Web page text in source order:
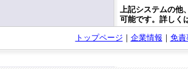
上記システムの他
可能です。詳しく
トップページ ｜ 企業情報 ｜ 免責